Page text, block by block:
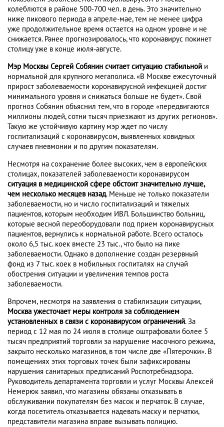
колеблются в районе 500-700 чел. в день. Это значительно
ниже пикового периода в апреле-мае, тем не менее цифра
уже продолжительное время остается на одном уровне и не
снижается. Ранее прогнозировалось, что коронавирус покинет
столицу уже в конце июля-августе.
Мэр Москвы Сергей Собянин считает ситуацию стабильной и
нормальной для крупного мегаполиса. «В Москве ежесуточный
прирост заболеваемости коронавирусной инфекцией достиг
минимального уровня и снижаться больше не будет». Свой
прогноз Собянин объяснил тем, что в городе «передвигаются
миллионы людей, сотни тысяч приезжают из других регионов».
Такую же устойчивую картину мэр ждет по числу
госпитализаций с коронавирусом, выявленных ковидных
случаев пневмонии и по другим показателям.
Несмотря на сохранение более высоких, чем в европейских
столицах, показателей заболеваемости коронавирусом
ситуация в медицинской сфере обстоит значительно лучше,
чем несколько месяцев назад. Меньше не только показатели
заболеваемости, но и число госпитализаций и тяжелых
пациентов, которым необходим ИВЛ. Большинство больниц,
которые весной переоборудовали под прием коронавирусных
пациентов, вернулись к нормальной работе. Всего осталось
около 6,5 тыс. коек вместе 23 тыс., что было на пике
заболеваемости. Однако в дополнение создан резервный
фонд из 7 тыс. коек в мобильных госпиталях на случай
обострения ситуации и увеличения темпов роста
заболеваемости.
Впрочем, несмотря на заявления о стабилизации ситуации,
Москва ужесточает меры контроля за соблюдением
установленных в связи с коронавирусом ограничений. За
период с 12 мая по 24 июля в столице оштрафовали более 5
тысяч предприятий торговли за нарушение масочного режима,
закрыто несколько магазинов, в том числе две «Пятерочки». В
помещениях этих торговых точек были зафиксированы
нарушения санитарных предписаний Роспотребнадзора.
Руководитель департамента торговли и услуг Москвы Алексей
Немерюк заявил, что магазины обязаны отказывать в
обслуживании покупателям без масок и перчаток. В случае,
когда посетитель отказывается надевать маску и перчатки,
представители магазина вправе вызывать полицию.